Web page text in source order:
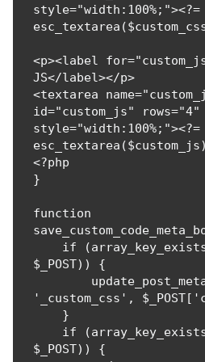
style="width:100%;"><?=
<p><label
JS</label></p>
<textarea
id="custom_js" rows="4"
style="width:100%;"><?=
<?php
}
function
$_POST)) {
'_custom_css',
$_POST)) {